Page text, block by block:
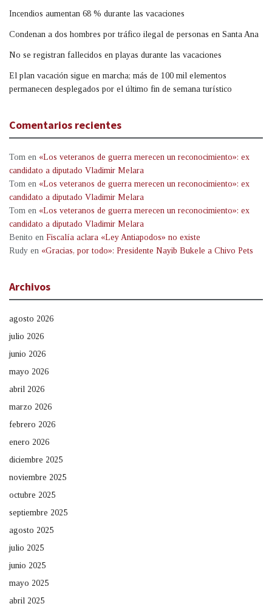
Incendios aumentan 68 % durante las vacaciones
Condenan a dos hombres por tráfico ilegal de personas en Santa Ana
No se registran fallecidos en playas durante las vacaciones
El plan vacación sigue en marcha; más de 100 mil elementos
permanecen desplegados por el último fin de semana turístico
Comentarios recientes
Tom en «Los veteranos de guerra merecen un reconocimiento»: ex
candidato a diputado Vladimir Melara
Tom en «Los veteranos de guerra merecen un reconocimiento»: ex
candidato a diputado Vladimir Melara
Tom en «Los veteranos de guerra merecen un reconocimiento»: ex
candidato a diputado Vladimir Melara
Benito en Fiscalía aclara «Ley Antiapodos» no existe
Rudy en «Gracias, por todo»: Presidente Nayib Bukele a Chivo Pets
Archivos
agosto 2026
julio 2026
junio 2026
mayo 2026
abril 2026
marzo 2026
febrero 2026
enero 2026
diciembre 2025
noviembre 2025
octubre 2025
septiembre 2025
agosto 2025
julio 2025
junio 2025
mayo 2025
abril 2025